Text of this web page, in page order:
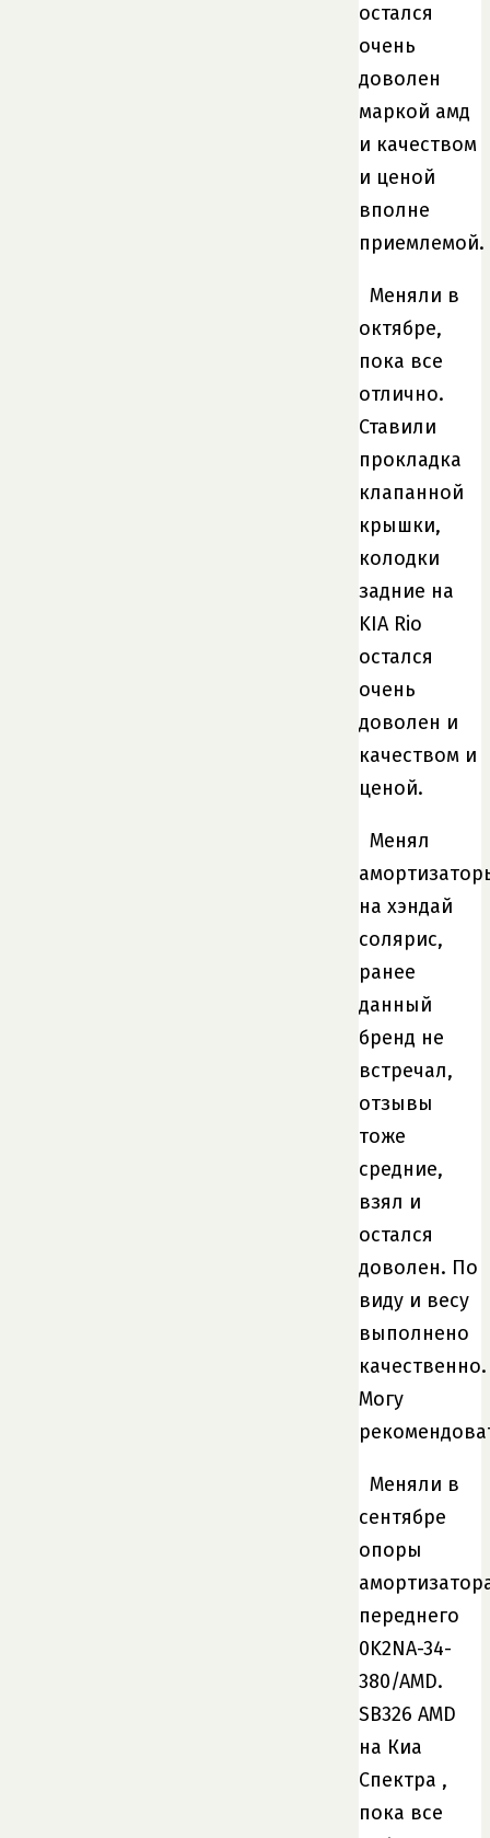
остался
очень
доволен
маркой амд
и качеством
и ценой
вполне
приемлемой.
Меняли в
октябре,
пока все
отлично.
Ставили
прокладка
клапанной
крышки,
колодки
задние на
KIA Rio
остался
очень
доволен и
качеством и
ценой.
Менял
на хэндай
солярис,
ранее
данный
бренд не
встречал,
отзывы
тоже
средние,
взял и
остался
доволен. По
виду и весу
выполнено
качественно.
Могу
Меняли в
сентябре
опоры
переднего
0K2NA-34-
380/AMD.
SB326 AMD
на Киа
Спектра ,
пока все